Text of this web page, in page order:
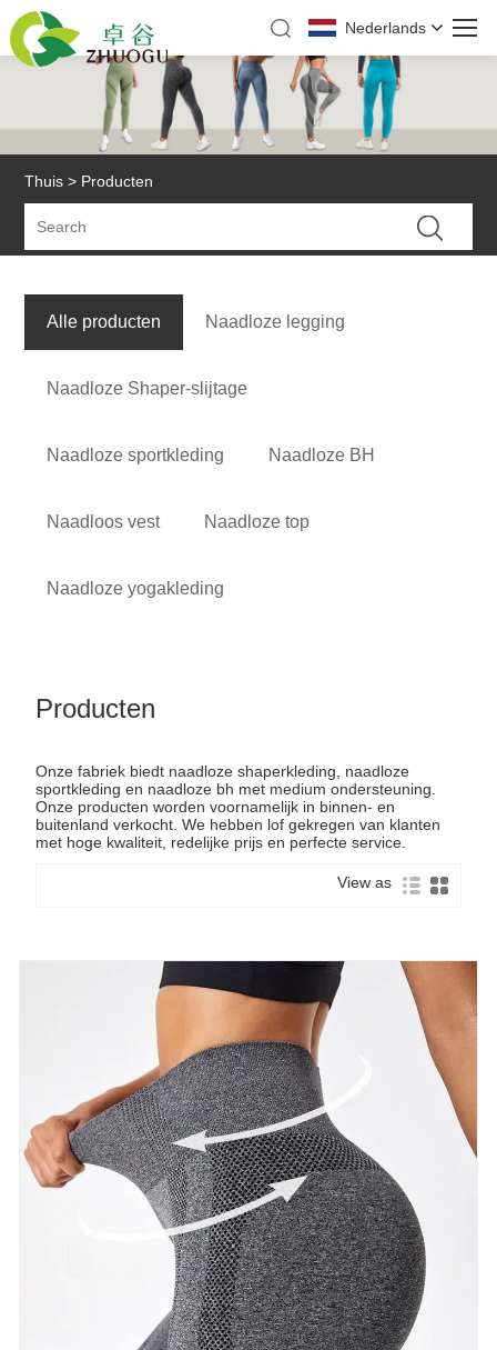
Nederlands
Thuis > Producten
Alle producten Naadloze legging
Naadloze Shaper-slijtage
Naadloze sportkleding Naadloze BH
Naadloos vest Naadloze top
Naadloze yogakleding
Producten
Onze fabriek biedt naadloze shaperkleding, naadloze
sportkleding en naadloze bh met medium ondersteuning.
Onze producten worden voornamelijk in binnen- en
buitenland verkocht. We hebben lof gekregen van klanten
met hoge kwaliteit, redelijke prijs en perfecte service.
View as